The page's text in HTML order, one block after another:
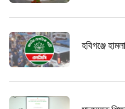
হবিগঞ্জে